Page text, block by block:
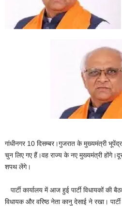
गांधीनगर 10 दिसम्बर।गुजरात के मुख्यमंत्री
चुन लिए गए हैं।वह राज्य के नए मुख्यमंत्री
शपथ लेंगे।
पार्टी कार्यालय में आज हुई पार्टी विधायकों की
विधायक और वरिष्ठ नेता कानु देसाई ने रखा।